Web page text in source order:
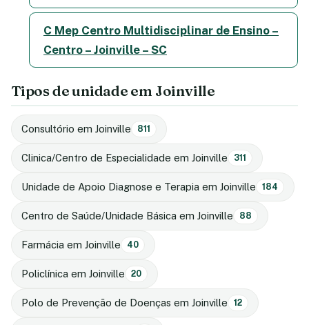
C Mep Centro Multidisciplinar de Ensino –
Centro – Joinville – SC
Tipos de unidade em Joinville
Consultório em Joinville 811
Clinica/Centro de Especialidade em Joinville 311
Unidade de Apoio Diagnose e Terapia em Joinville 184
Centro de Saúde/Unidade Básica em Joinville 88
Farmácia em Joinville 40
Policlínica em Joinville 20
Polo de Prevenção de Doenças em Joinville 12